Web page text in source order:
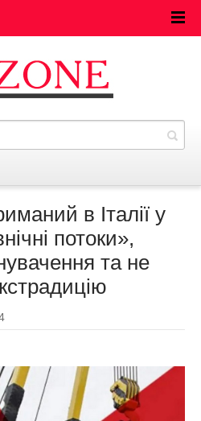
в Італії у
потоки»,
та не